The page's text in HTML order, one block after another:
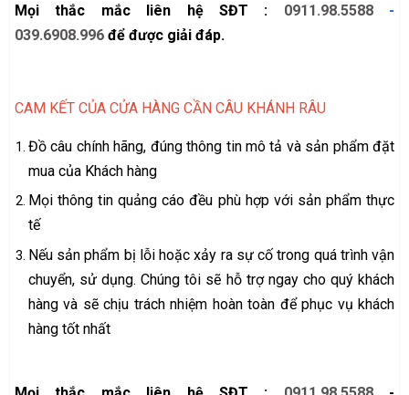
Mọi thắc mắc liên hệ SĐT : 0911.98.5588-
039.6908.996 để được giải đáp.
CAM KẾT CỦA CỬA HÀNG CẦN CÂU KHÁNH RÂU
Đồ câu chính hãng, đúng thông tin mô tả và sản phẩm đặt
mua của Khách hàng
Mọi thông tin quảng cáo đều phù hợp với sản phẩm thực
tế
Nếu sản phẩm bị lỗi hoặc xảy ra sự cố trong quá trình vận
chuyển, sử dụng. Chúng tôi sẽ hỗ trợ ngay cho quý khách
hàng và sẽ chịu trách nhiệm hoàn toàn để phục vụ khách
hàng tốt nhất